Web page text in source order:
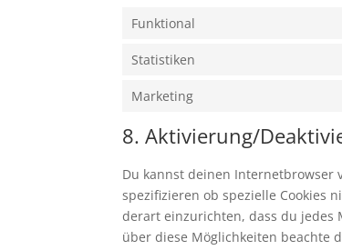
Funktional
Statistiken
Marketing
8. Aktivierung/
Du kannst deinen Internetbrowser
spezifizieren ob spezielle Cookies
derart einzurichten, dass du jedes
über diese Möglichkeiten beachte